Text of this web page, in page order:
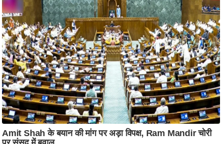
मा
/
ध
र्म
स्थ
ल
व्र
त
त्यो
हा
र